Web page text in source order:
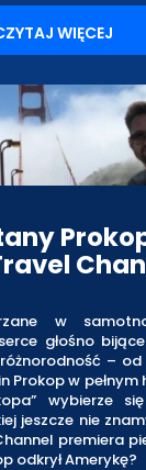
WIĘCEJ
w
głośno
–
Prokop w
wybierze
jeszcze nie
premiera
odkrył Amerykę?